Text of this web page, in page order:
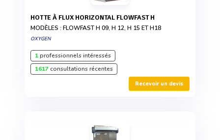
HOTTE À FLUX HORIZONTAL FLOWFAST H
MODÈLES : FLOWFAST H 09, H 12, H 15 ET H18
OXYGEN
1professionnels intéressés
1617consultations récentes
Recevoir un devis